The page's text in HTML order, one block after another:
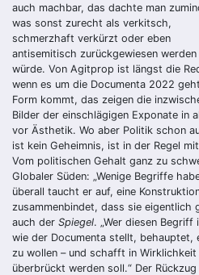
auch machbar, das dachte man
was sonst zurecht als verkitsch,
schmerzhaft verkürzt oder eben
antisemitisch zurückgewiesen werden
würde. Von Agitprop ist längst die
wenn es um die Documenta 2022
Form kommt, das zeigen die
Bilder der einschlägigen Exponate in
vor Ästhetik. Wo aber Politik schon
ist kein Geheimnis, ist in der Regel
Vom politischen Gehalt ganz zu
Globaler Süden: „Wenige Begriffe
überall taucht er auf, eine
zusammenbindet, dass sie eigentlich
auch der Spiegel. „Wer diesen Begriff
wie der Documenta stellt, behauptet,
zu wollen – und schafft in
überbrückt werden soll.“ Der